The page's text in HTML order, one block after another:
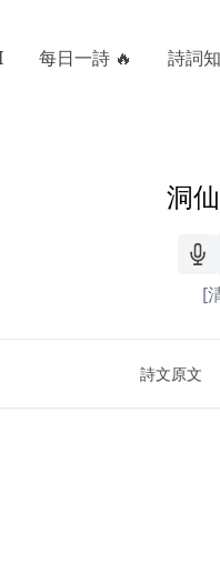
每日一詩 🔥 詩詞
洞
[
詩文原文